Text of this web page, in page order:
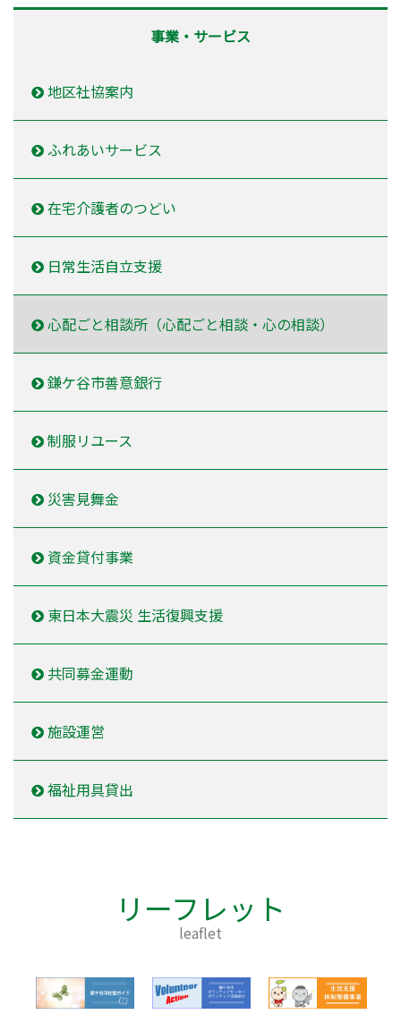
事業・サービス
地区社協案内
ふれあいサービス
在宅介護者のつどい
日常生活自立支援
心配ごと相談所（心配ごと相談・心の相談）
鎌ケ谷市善意銀行
制服リユース
災害見舞金
資金貸付事業
東日本大震災 生活復興支援
共同募金運動
施設運営
福祉用具貸出
リーフレット
leaflet